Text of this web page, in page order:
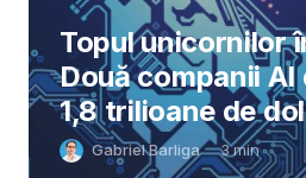
Topul unicornilor
Două companii AI
1,8 trilioane de
Gabriel Barliga 3min